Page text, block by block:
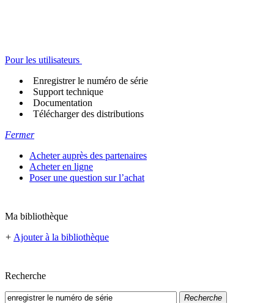
Pour les utilisateurs
Enregistrer le numéro de série
Support technique
Documentation
Télécharger des distributions
Fermer
Acheter auprès des partenaires
Acheter en ligne
Poser une question sur l’achat
Ma bibliothèque
+ Ajouter à la bibliothèque
Recherche
Recherche